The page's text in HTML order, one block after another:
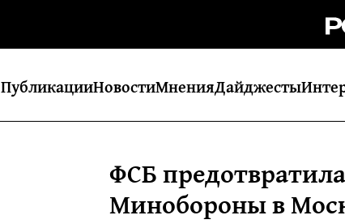
ПубликацииНовостиМненияДайджесты
ФСБ
Минобороны в